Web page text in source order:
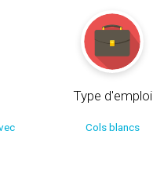
Type d'emploi
Cols blancs